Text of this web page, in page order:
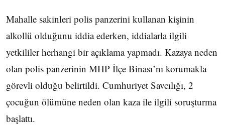
Mahalle sakinleri polis panzerini kullanan kişinin
alkollü olduğunu iddia ederken, iddialarla ilgili
yetkililer herhangi bir açıklama yapmadı. Kazaya neden
olan polis panzerinin MHP İlçe Binası’nı korumakla
görevli olduğu belirtildi. Cumhuriyet Savcılığı, 2
çocuğun ölümüne neden olan kaza ile ilgili soruşturma
başlattı.